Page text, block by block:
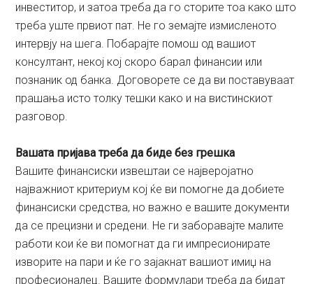
инвеститор, и затоа треба да го сторите тоа како што
треба уште првиот пат. Не го земајте измисленото
интервју на шега. Побарајте помош од вашиот
консултант, некој кој скоро барал финансии или
познаник од банка. Договорете се да ви поставуваат
прашања исто толку тешки како и на вистинскиот
разговор.
Вашата пријава треба да биде без грешка
Вашите финансиски извештаи се најверојатно
најважниот критериум кој ќе ви помогне да добиете
финансиски средства, но важно е вашите документи
да се прецизни и средени. Не ги заборавајте малите
работи кои ќе ви помогнат да ги импресионирате
изворите на пари и ќе го зајакнат вашиот имиџ на
професионалец. Вашите формулари треба да бидат